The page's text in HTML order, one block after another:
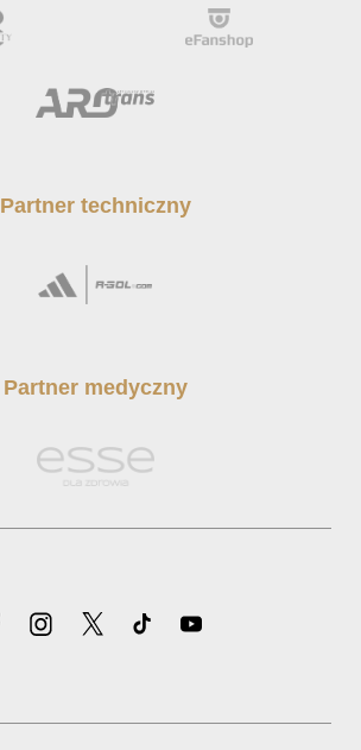
Partner techniczny
Partner medyczny